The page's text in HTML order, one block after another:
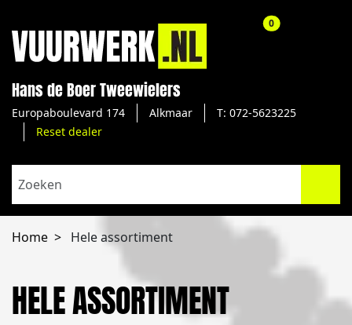
Hans de Boer Tweewielers
Europaboulevard 174 Alkmaar
T: 072-5623225
Reset dealer
0aantal
Home Hele assortiment
HELE ASSORTIMENT